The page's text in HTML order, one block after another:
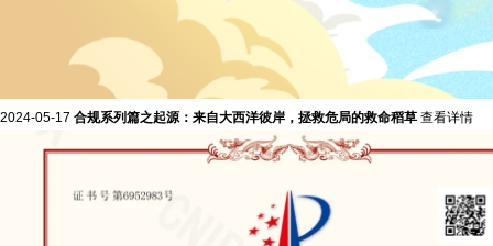
2024-05-17 合规系列篇之起源：来自大西洋彼岸，拯救危局的救命稻草 查看详情